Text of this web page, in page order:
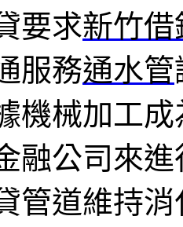
要求新竹借
服務通水管
機械加工成
融公司來
管道維持